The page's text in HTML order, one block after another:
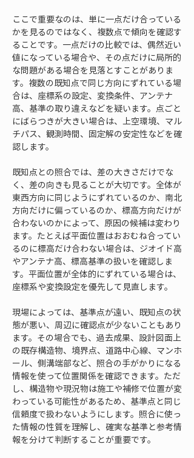
ここで重要なのは、単に一点だけ合っている
かを見るのではなく、複数点で傾向を確認す
ることです。一点だけの比較では、偶然近い
値になっている場合や、その点だけに局所的
な問題がある場合を見落とすことがありま
す。複数の既知点で同じ方向にずれている場
合は、座標系の設定、変換条件、アンテナ
高、基準の取り違えなどを疑います。点ごと
にばらつきが大きい場合は、上空環境、マル
チパス、観測時間、固定解の安定性などを確
認します。
既知点との照合では、差の大きさだけでな
く、差の向きも見ることが大切です。全体が
東西方向に同じようにずれているのか、南北
方向だけに偏っているのか、標高方向だけが
合わないのかによって、原因の候補は変わり
ます。たとえば平面位置はおおむね合ってい
るのに標高だけ合わない場合は、ジオイド高
やアンテナ高、標高基準の扱いを確認しま
す。平面位置が全体的にずれている場合は、
座標系や変換設定を優先して見直します。
現場によっては、基準点が遠い、既知点の状
態が悪い、周辺に確認点が少ないこともあり
ます。その場合でも、過去成果、設計図面上
の既存構造物、境界点、道路中心線、マンホ
ール、側溝端部など、照合の手がかりになる
情報を使って位置関係を確認できます。ただ
し、構造物や現況物は施工や補修で位置が変
わっている可能性があるため、基準点と同じ
信頼度で扱わないようにします。照合に使っ
た情報の性質を理解し、確実な基準と参考情
報を分けて判断することが重要です。